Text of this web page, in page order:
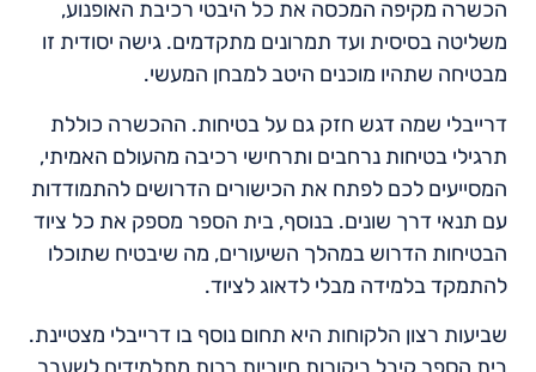
הכשרה מקיפה המכסה את כל היבטי רכיבת האופנוע,
משליטה בסיסית ועד תמרונים מתקדמים. גישה יסודית זו
מבטיחה שתהיו מוכנים היטב למבחן המעשי.
דרייבלי שמה דגש חזק גם על בטיחות. ההכשרה כוללת
תרגילי בטיחות נרחבים ותרחישי רכיבה מהעולם האמיתי,
המסייעים לכם לפתח את הכישורים הדרושים להתמודדות
עם תנאי דרך שונים. בנוסף, בית הספר מספק את כל ציוד
הבטיחות הדרוש במהלך השיעורים, מה שיבטיח שתוכלו
להתמקד בלמידה מבלי לדאוג לציוד.
שביעות רצון הלקוחות היא תחום נוסף בו דרייבלי מצטיינת.